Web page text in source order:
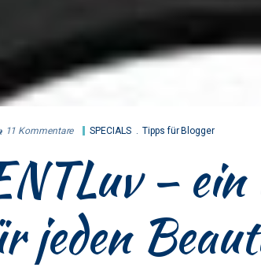
SPECIALS Tipps für Blogger
11 Kommentare
– ein
jeden